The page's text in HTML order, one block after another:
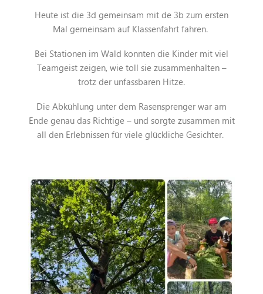
Heute ist die 3d gemeinsam mit de 3b zum ersten
Mal gemeinsam auf Klassenfahrt fahren.
Bei Stationen im Wald konnten die Kinder mit viel
Teamgeist zeigen, wie toll sie zusammenhalten –
trotz der unfassbaren Hitze.
Die Abkühlung unter dem Rasensprenger war am
Ende genau das Richtige – und sorgte zusammen mit
all den Erlebnissen für viele glückliche Gesichter.